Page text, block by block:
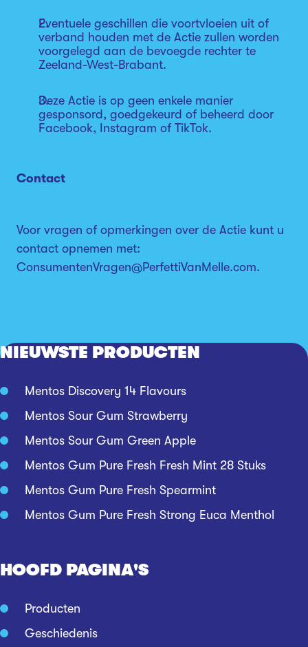
Eventuele geschillen die voortvloeien uit of
verband houden met de Actie zullen worden
voorgelegd aan de bevoegde rechter te
Zeeland-West-Brabant.
Deze Actie is op geen enkele manier
gesponsord, goedgekeurd of beheerd door
Facebook, Instagram of TikTok.
Contact
Voor vragen of opmerkingen over de Actie kunt u
contact opnemen met:
ConsumentenVragen@PerfettiVanMelle.com.
NIEUWSTE PRODUCTEN
Mentos Discovery 14 Flavours
Mentos Sour Gum Strawberry
Mentos Sour Gum Green Apple
Mentos Gum Pure Fresh Fresh Mint 28 Stuks
Mentos Gum Pure Fresh Spearmint
Mentos Gum Pure Fresh Strong Euca Menthol
HOOFD PAGINA'S
Producten
Geschiedenis